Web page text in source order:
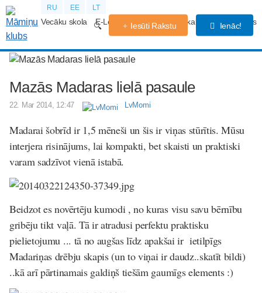
RU EE LT
Vecāku skola E-Lekcijas Grūtniecības kalendārs Forums
Iesūti Rakstu Ienāc!
Mazās Madaras lielā pasaule
22. Mar 2014, 12:47 LvMomi
Madarai šobrīd ir 1,5 mēneši un šis ir viņas stūrītis. Mūsu
interjera risinājums, lai kompakti, bet skaisti un praktiski
varam sadzīvot vienā istabā.
Beidzot es novērtēju kumodi , no kuras visu savu bērnību
gribēju tikt vaļā. Tā ir atradusi perfektu praktisku
pielietojumu ... tā no augšas līdz apakšai ir ietilpīgs
Madariņas drēbju skapis (un to viņai ir daudz..skatīt bildi)
..kā arī pārtinamais galdiņš tiešām gaumīgs elements :)